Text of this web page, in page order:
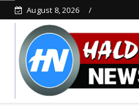
August 8, 2026